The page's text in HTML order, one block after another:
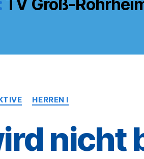
TV Groß-
Kategorien
HERREN I
nicht